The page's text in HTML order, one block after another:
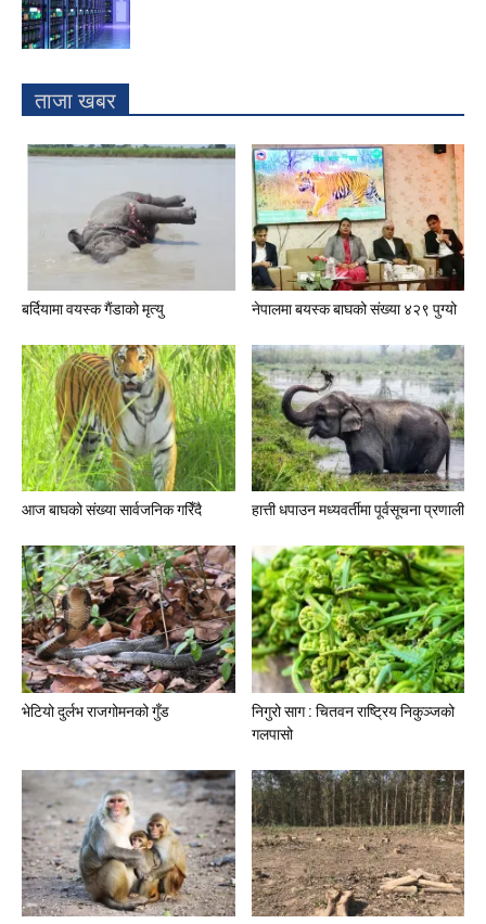
ताजा खबर
बर्दियामा वयस्क गैंडाको मृत्यु नेपालमा बयस्क बाघको संख्या ४२९ पुग्यो
आज बाघको संख्या सार्वजनिक गरिँदै हात्ती धपाउन मध्यवर्तीमा पूर्वसूचना प्रणाली
भेटियो दुर्लभ राजगोमनको गुँड
निगुरो साग : चितवन राष्ट्रिय निकुञ्जको
गलपासो